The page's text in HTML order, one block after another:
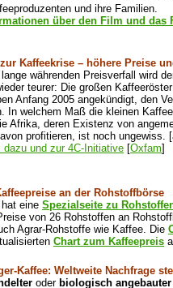
und ihre Familien.
über den Film und das
Kaffeekrise – höhere Preise
währenden Preisverfall wird
teurer: Die großen
Anfang 2005 angekündigt, den
In welchem Maß die kleinen
Afrika, deren Existenz von
profitieren, ist noch ungewiss.
dazu und zur 4C-Initiative [Oxfam]
an der Rohstoffbörse
hat eine Spezialseite zu
von 26 Rohstoffen an
Agrar-Rohstoffe wie Kaffee. Die
Chart zum Kaffeepreis
Kaffee: Weltweite Nachfrage
oder biologisch angebauter